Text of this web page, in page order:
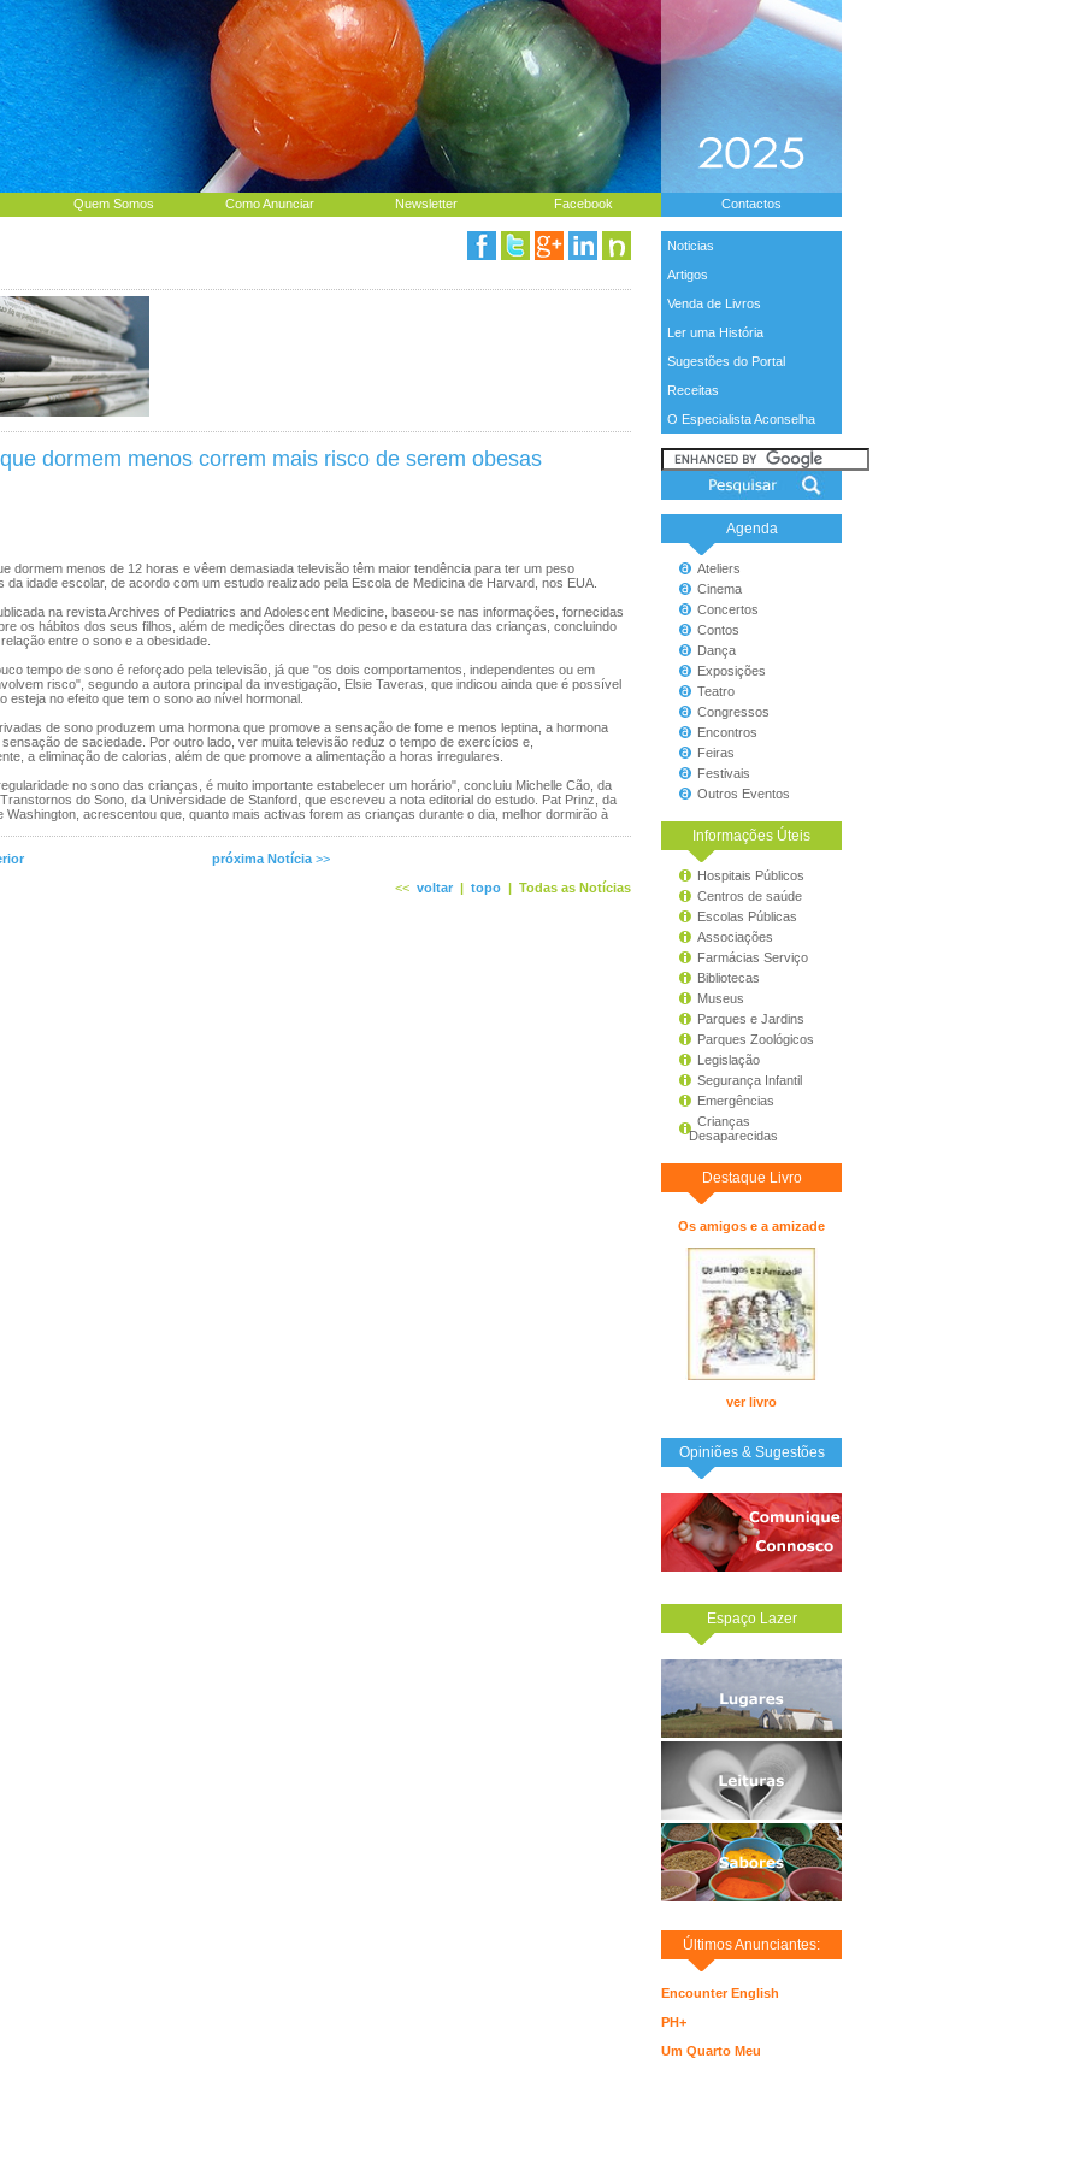
Quem Somos Como Anunciar Newsletter Facebook Contactos
Noticias
Artigos
Venda de Livros
Ler uma História
Sugestões do Portal
Receitas
O Especialista Aconselha
Agenda
Ateliers
Cinema
Concertos
Contos
Dança
Exposições
Teatro
Congressos
Encontros
Feiras
Festivais
Outros Eventos
Informações Úteis
Hospitais Públicos
Centros de saúde
Escolas Públicas
Associações
Farmácias Serviço
Bibliotecas
Museus
Parques e Jardins
Parques Zoológicos
Legislação
Segurança Infantil
Emergências
Crianças
Desaparecidas
Destaque Livro
Os amigos e a amizade
ver livro
Opiniões & Sugestões
Espaço Lazer
Últimos Anunciantes:
Encounter English
PH+
Um Quarto Meu
dormem menos correm mais risco de serem obesas
dormem menos de 12 horas e vêem demasiada televisão têm maior tendência para ter um peso
da idade escolar, de acordo com um estudo realizado pela Escola de Medicina de Harvard, nos EUA.
na revista Archives of Pediatrics and Adolescent Medicine, baseou-se nas informações, fornecidas
os hábitos dos seus filhos, além de medições directas do peso e da estatura das crianças, concluindo
entre o sono e a obesidade.
tempo de sono é reforçado pela televisão, já que "os dois comportamentos, independentes ou em
risco", segundo a autora principal da investigação, Elsie Taveras, que indicou ainda que é possível
esteja no efeito que tem o sono ao nível hormonal.
de sono produzem uma hormona que promove a sensação de fome e menos leptina, a hormona
de saciedade. Por outro lado, ver muita televisão reduz o tempo de exercícios e,
a eliminação de calorias, além de que promove a alimentação a horas irregulares.
no sono das crianças, é muito importante estabelecer um horário", concluiu Michelle Cão, da
do Sono, da Universidade de Stanford, que escreveu a nota editorial do estudo. Pat Prinz, da
Washington, acrescentou que, quanto mais activas forem as crianças durante o dia, melhor dormirão à
próxima Notícia >>
<< voltar | topo | Todas as Notícias